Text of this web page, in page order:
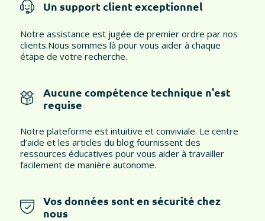
Un support client exceptionnel
Notre assistance est jugée de premier ordre par nos
clients.Nous sommes là pour vous aider à chaque
étape de votre recherche.
Aucune compétence technique n'est
requise
Notre plateforme est intuitive et conviviale. Le centre
d’aide et les articles du blog fournissent des
ressources éducatives pour vous aider à travailler
facilement de manière autonome.
Vos données sont en sécurité chez
nous